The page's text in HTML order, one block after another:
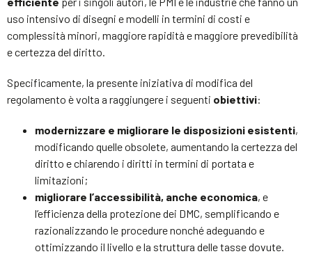
uso intensivo di disegni e modelli in termini di costi e
complessità minori, maggiore rapidità e maggiore prevedibilità
e certezza del diritto.
Specificamente, la presente iniziativa di modifica del
regolamento è volta a raggiungere i seguenti obiettivi:
modernizzare e migliorare le disposizioni esistenti,
modificando quelle obsolete, aumentando la certezza del
diritto e chiarendo i diritti in termini di portata e
limitazioni;
migliorare l’accessibilità, anche economica, e
l’efficienza della protezione dei DMC, semplificando e
razionalizzando le procedure nonché adeguando e
ottimizzando il livello e la struttura delle tasse dovute.